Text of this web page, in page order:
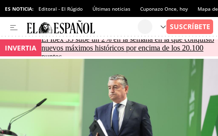
ES NOTICIA: Editoral - El Rúgido Últimas noticias Cuponazo Once, hoy Mapa
INVERTIA
El Ibex 35 sube un 2% en la semana en la que conquistó
nuevos máximos históricos por encima de los 20.100
puntos